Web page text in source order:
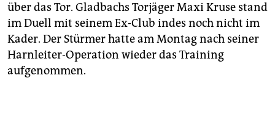
über das Tor. Gladbachs Torjäger Maxi Kruse stand
im Duell mit seinem Ex-Club indes noch nicht im
Kader. Der Stürmer hatte am Montag nach seiner
Harnleiter-Operation wieder das Training
aufgenommen.